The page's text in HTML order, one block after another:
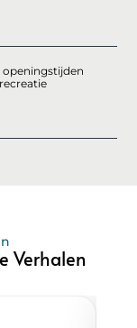
Verhalen